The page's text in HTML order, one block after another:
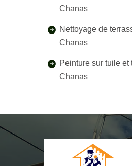
Chanas
Nettoyage de
Chanas
Peinture sur tuile et
Chanas